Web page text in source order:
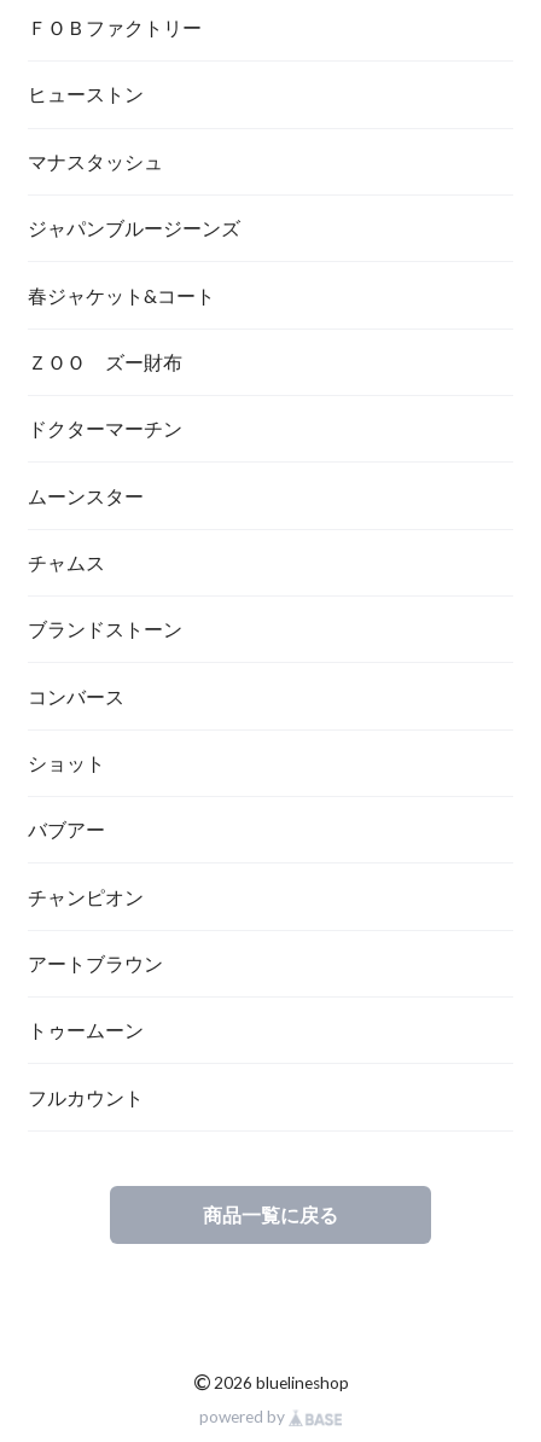
ＦＯＢファクトリー
ヒューストン
マナスタッシュ
ジャパンブルージーンズ
春ジャケット&コート
ＺＯＯ ズー財布
ドクターマーチン
ムーンスター
チャムス
ブランドストーン
コンバース
ショット
バブアー
チャンピオン
アートブラウン
トゥームーン
フルカウント
商品一覧に戻る
© 2026 bluelineshop
powered by